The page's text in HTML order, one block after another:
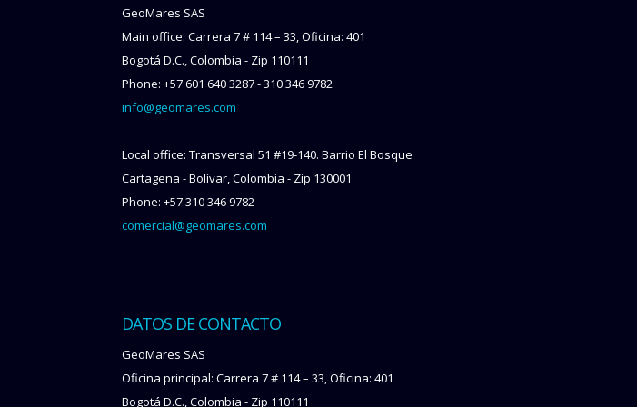
GeoMares SAS
Main office: Carrera 7 # 114 – 33, Oficina: 401
Bogotá D.C., Colombia - Zip 110111
Phone: +57 601 640 3287 - 310 346 9782
info@geomares.com
Local office: Transversal 51 #19-140. Barrio El Bosque
Cartagena - Bolívar, Colombia - Zip 130001
Phone: +57 310 346 9782
comercial@geomares.com
DATOS DE CONTACTO
GeoMares SAS
Oficina principal: Carrera 7 # 114 – 33, Oficina: 401
Bogotá D.C., Colombia - Zip 110111